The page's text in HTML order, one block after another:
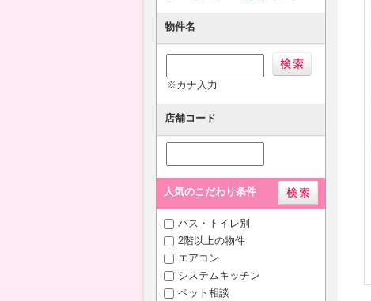
物件名
※カナ入力
店舗コード
人気のこだわり条件
バス・トイレ別
2階以上の物件
エアコン
システムキッチン
ペット相談